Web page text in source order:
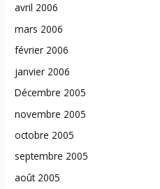
avril 2006
mars 2006
février 2006
janvier 2006
Décembre 2005
novembre 2005
octobre 2005
septembre 2005
août 2005